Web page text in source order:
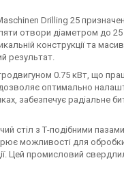
Drilling 25
отвори діаметром до
конструкції та
результат.
0.75 кВт, що
оптимально
забезпечує радіальне
стіл з Т-подібними
можливості для
Цей промисловий